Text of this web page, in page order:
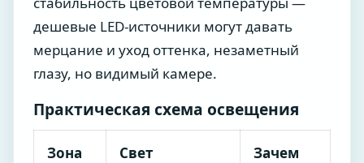
дешевые LED-источники могут давать
мерцание и уход оттенка, незаметный
глазу, но видимый камере.
Практическая схема освещения
Зона Свет Зачем